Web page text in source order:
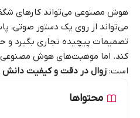
هوش مصنوعی می‌تواند کارهای
می‌تواند از روی یک دستور صوتی،
تصمیمات پیچیده تجاری بگیرد و
کند. اما موهبت‌های هوش مصنوعی
است: زوال در دقت و کیفیت دانش
محتواها